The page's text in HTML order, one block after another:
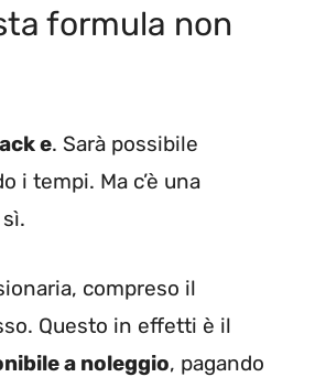
formula non
e. Sarà possibile
i tempi. Ma c’è una
compreso il
Questo in effetti è il
a noleggio, pagando